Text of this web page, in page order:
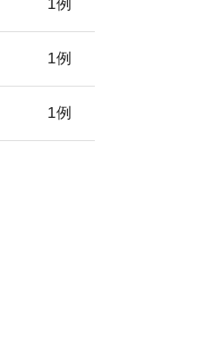
1例
1例
1例